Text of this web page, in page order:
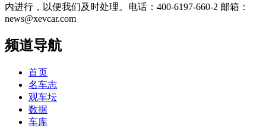
内进行，以便我们及时处理。电话：400-6197-660-2 邮箱：
news@xevcar.com
频道导航
首页
名车志
观车坛
数据
车库